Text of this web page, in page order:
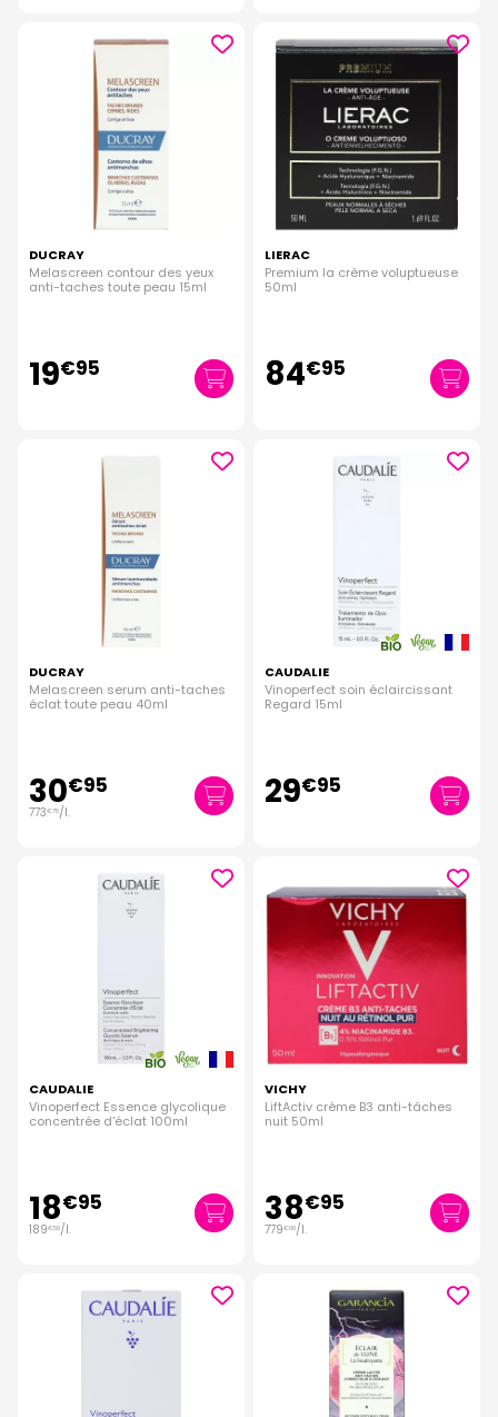
DUCRAY
Melascreen contour des yeux
anti-taches toute peau 15ml
19€95
LIERAC
Premium la crème voluptueuse
50ml
84€95
DUCRAY
Melascreen serum anti-taches
éclat toute peau 40ml
30€95
773€75/l.
CAUDALIE
Vinoperfect soin éclaircissant
Regard 15ml
29€95
CAUDALIE
Vinoperfect Essence glycolique
concentrée d'éclat 100ml
18€95
189€50/l.
VICHY
LiftActiv crème B3 anti-tâches
nuit 50ml
38€95
779€00/l.